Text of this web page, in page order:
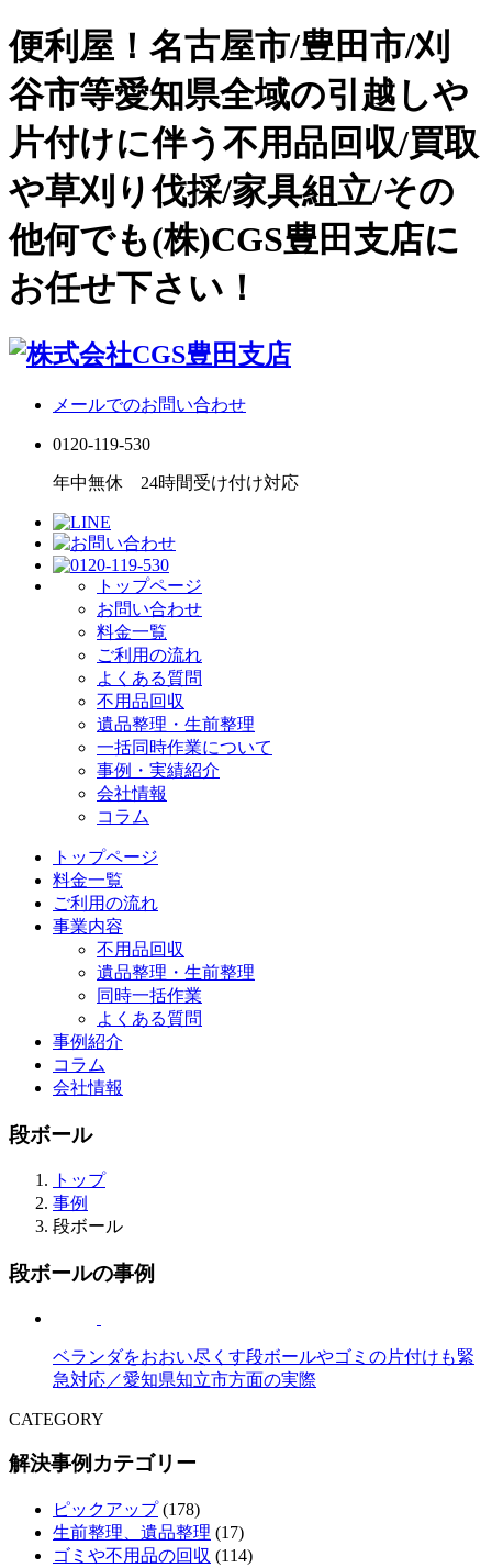
便利屋！名古屋市/豊田市/刈
谷市等愛知県全域の引越しや
片付けに伴う不用品回収/買取
や草刈り伐採/家具組立/その
他何でも(株)CGS豊田支店に
お任せ下さい！
メールでのお問い合わせ
0120-119-530
年中無休 24時間受け付け対応
トップページ
お問い合わせ
料金一覧
ご利用の流れ
よくある質問
不用品回収
遺品整理・生前整理
一括同時作業について
事例・実績紹介
会社情報
コラム
トップページ
料金一覧
ご利用の流れ
事業内容
不用品回収
遺品整理・生前整理
同時一括作業
よくある質問
事例紹介
コラム
会社情報
段ボール
トップ
事例
段ボール
段ボールの事例
ベランダをおおい尽くす段ボールやゴミの片付けも緊
急対応／愛知県知立市方面の実際
CATEGORY
解決事例カテゴリー
ピックアップ(178)
生前整理、遺品整理 (17)
ゴミや不用品の回収 (114)